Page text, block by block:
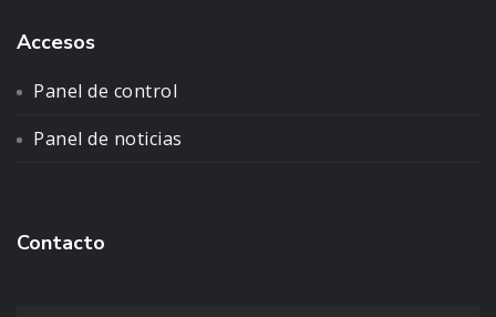
Accesos
Panel de control
Panel de noticias
Contacto